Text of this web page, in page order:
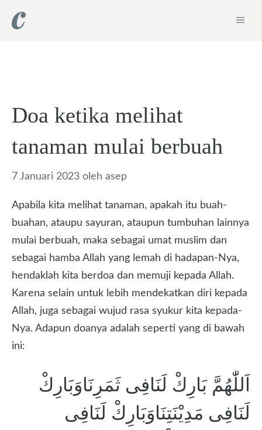
Doa ketika melihat
tanaman mulai berbuah
7 Januari 2023 oleh asep
Apabila kita melihat tanaman, apakah itu buah-
buahan, ataupu sayuran, ataupun tumbuhan lainnya
mulai berbuah, maka sebagai umat muslim dan
sebagai hamba Allah yang lemah di hadapan-Nya,
hendaklah kita berdoa dan memuji kepada Allah.
Karena selain untuk lebih mendekatkan diri kepada
Allah, juga sebagai wujud rasa syukur kita kepada-
Nya. Adapun doanya adalah seperti yang di bawah
ini:
اَللّٰهُمَّ بَارِكْ لَنَافِى ثَمَرِنَاوَبَارِكْ
لَنَافِى مَدِيْنَتِنَاوَبَارِكْ لَنَافِى